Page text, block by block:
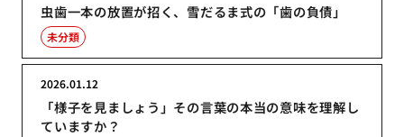
虫歯一本の放置が招く、雪だるま式の「歯の負債」
未分類
「様子を見ましょう」その言葉の本当の意味を理解し
ていますか？
2026.01.12